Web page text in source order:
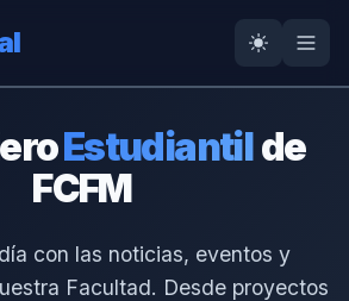
Estudiantilde
FCFM
con las noticias, eventos y
Facultad. Desde proyectos